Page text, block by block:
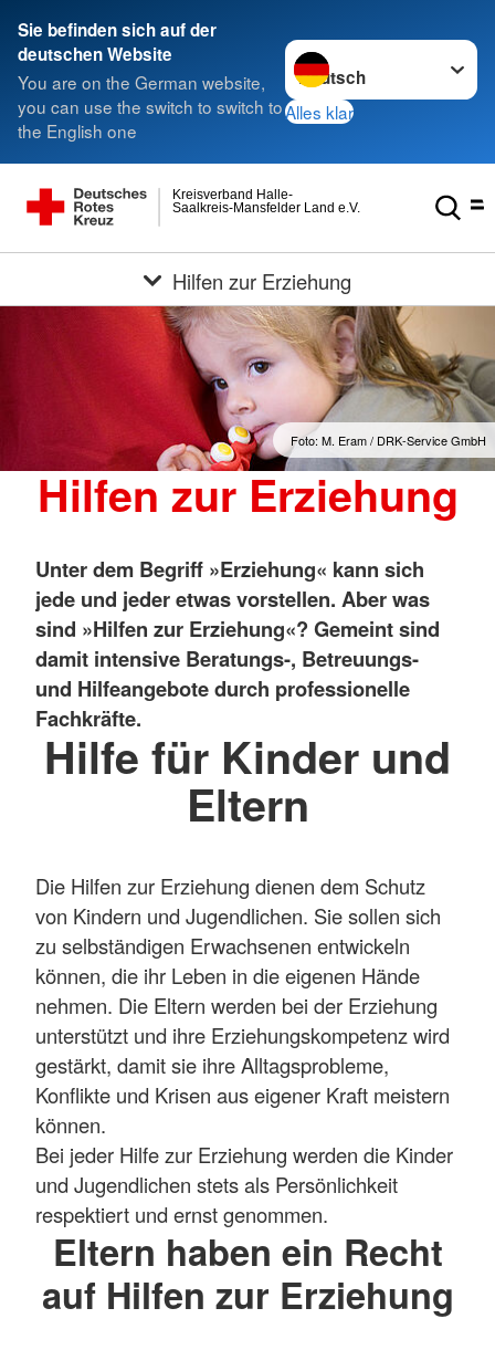
Sie befinden sich auf der
deutschen Website
You are on the German website,
you can use the switch to switch to
the English one
Sprache wechseln zu
Alles klar
Saalkreis-Mansfelder Land e.V.
Kreisverband Halle-
Hilfen zur Erziehung
Foto: M. Eram / DRK-Service GmbH
Hilfen zur Erziehung
Unter dem Begriff »Erziehung« kann sich
jede und jeder etwas vorstellen. Aber was
sind »Hilfen zur Erziehung«? Gemeint sind
damit intensive Beratungs-, Betreuungs-
und Hilfeangebote durch professionelle
Fachkräfte.
Hilfe für Kinder und
Eltern
Die Hilfen zur Erziehung dienen dem Schutz
von Kindern und Jugendlichen. Sie sollen sich
zu selbständigen Erwachsenen entwickeln
können, die ihr Leben in die eigenen Hände
nehmen. Die Eltern werden bei der Erziehung
unterstützt und ihre Erziehungskompetenz wird
gestärkt, damit sie ihre Alltagsprobleme,
Konflikte und Krisen aus eigener Kraft meistern
können.
Bei jeder Hilfe zur Erziehung werden die Kinder
und Jugendlichen stets als Persönlichkeit
respektiert und ernst genommen.
Eltern haben ein Recht
auf Hilfen zur Erziehung